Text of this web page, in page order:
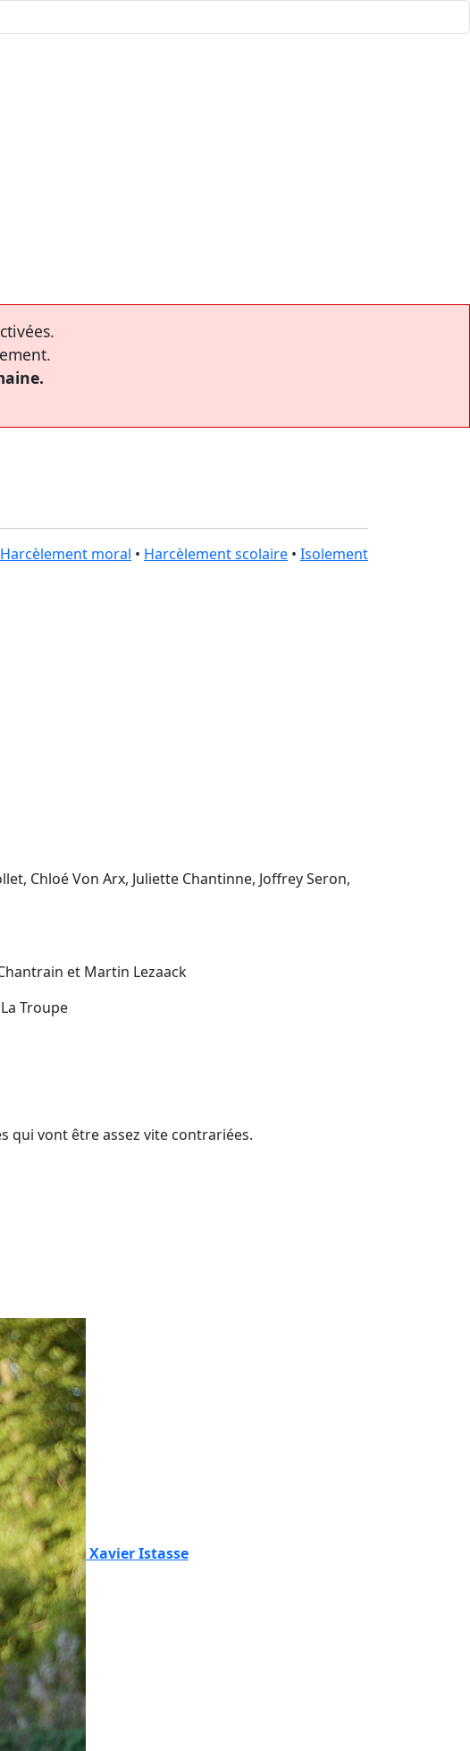
Harcèlement moral • Harcèlement scolaire • Isolement
Chloé Von Arx, Juliette Chantinne, Joffrey Seron,
et Martin Lezaack
Troupe
qui vont être assez vite contrariées.
Xavier Istasse